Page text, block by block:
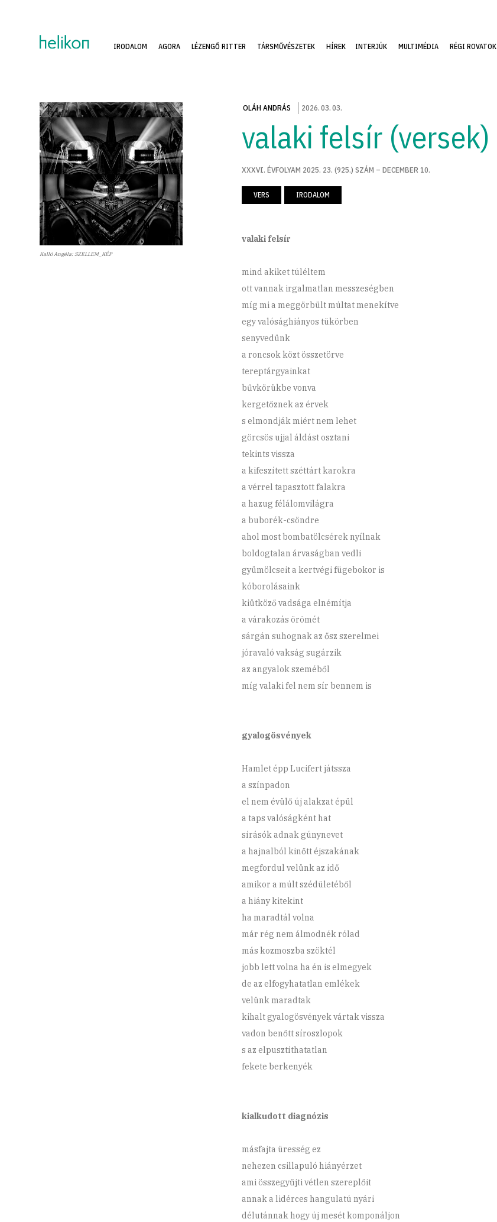
IRODALOM AGORA LÉZENGŐ RITTER TÁRSMŰVÉSZETEK HÍREK INTERJÚK MULTIMÉDIA RÉGI ROVATOK
Kalló Angéla: SZELLEM_KÉP
OLÁH ANDRÁS 2026.03.03.
valaki felsír (versek)
XXXVI. ÉVFOLYAM 2025. 23. (925.) SZÁM – DECEMBER 10.
VERS IRODALOM
valaki felsír
mind akiket túléltem
ott vannak irgalmatlan messzeségben
míg mi a meggörbült múltat menekítve
egy valósághiányos tükörben
senyvedünk
a roncsok közt összetörve
tereptárgyainkat
bűvkörükbe vonva
kergetőznek az érvek
s elmondják miért nem lehet
görcsös ujjal áldást osztani
tekints vissza
a kifeszített széttárt karokra
a vérrel tapasztott falakra
a hazug félálomvilágra
a buborék-csöndre
ahol most bombatölcsérek nyílnak
boldogtalan árvaságban vedli
gyümölcseit a kertvégi fügebokor is
kóborolásaink
kiütköző vadsága elnémítja
a várakozás örömét
sárgán suhognak az ősz szerelmei
jóravaló vakság sugárzik
az angyalok szeméből
míg valaki fel nem sír bennem is
gyalog­ösvények
Hamlet épp Lucifert játssza
a színpadon
el nem évülő új alakzat épül
a taps valóságként hat
sírásók adnak gúnynevet
a hajnalból kinőtt éjszakának
megfordul velünk az idő
amikor a múlt szédületéből
a hiány kitekint
ha maradtál volna
már rég nem álmodnék rólad
más kozmoszba szöktél
jobb lett volna ha én is elmegyek
de az elfogyhatatlan emlékek
velünk maradtak
kihalt gyalogösvények vártak vissza
vadon benőtt síroszlopok
s az elpusztíthatatlan
fekete berkenyék
kialkudott diagnózis
másfajta üresség ez
nehezen csillapuló hiányérzet
ami összegyűjti vétlen szereplőit
annak a lidérces hangulatú nyári
délutánnak hogy új mesét komponáljon